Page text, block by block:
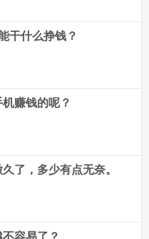
干什么挣钱？
赚钱的呢？
了，多少有点无奈。